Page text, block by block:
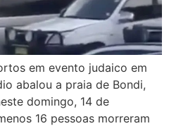
em evento judaico em
abalou a praia de Bondi,
domingo, 14 de
16 pessoas morreram